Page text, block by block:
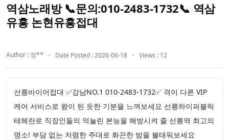
역삼노래방 📞문의:010-2483-1732📞 역삼
유흥 논현유흥접대
Author : 장** Date Posted : 2026-06-18 Views : 12
선릉바이어접대 ✅강남NO.1 010-2483-1732✅ 격이 다른 VIP
케어 서비스로 왕이 된 듯한 기분을 느껴보세요 선릉하이퍼블릭
테헤란로 직장인들의 억눌린 본능을 해방시켜 줄 선릉역 최고의
명소! 부담 없는 저렴한 주대로 화끈한 밤을 불태워보세요